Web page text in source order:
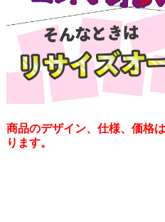
商品のデザイン、仕様、価格
ります。